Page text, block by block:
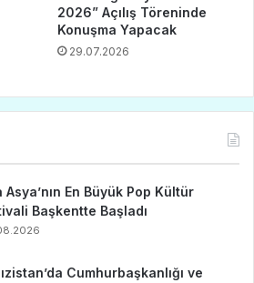
2026” Açılış Töreninde
Konuşma Yapacak
29.07.2026
Asya’nın En Büyük Pop Kültür
Başkentte Başladı
Cumhurbaşkanlığı ve